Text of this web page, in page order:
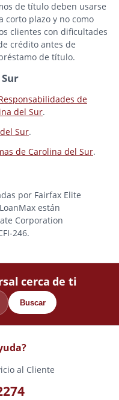
de título deben usarse
corto plazo y no como
clientes con dificultades
crédito antes de
de título.
de
del Sur.
Sur.
de Carolina del Sur.
por Fairfax Elite
están
Corporation
246.
cerca de ti
Buscar
al Cliente